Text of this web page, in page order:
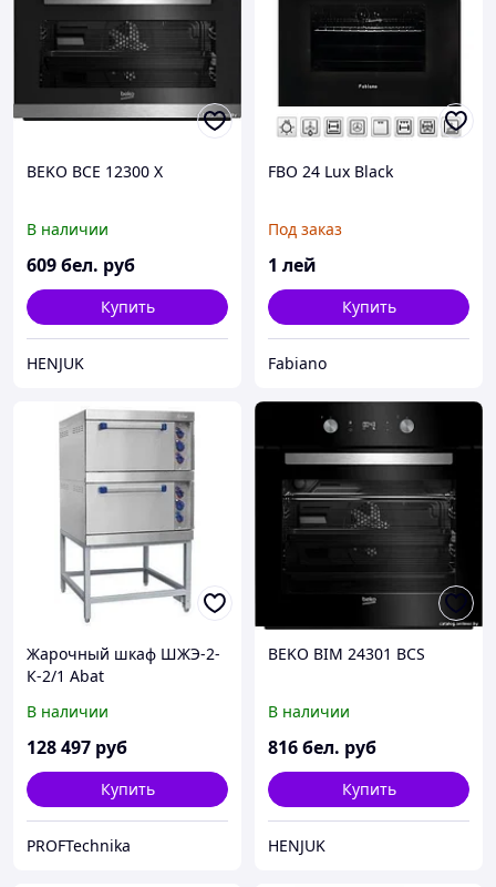
BEKO BCE 12300 X
В наличии
609бел. руб
Купить
HENJUK
FBO 24 Lux Black
Под заказ
1 лей
Купить
Fabiano
Жарочный шкаф ШЖЭ-2-
К-2/1 Abat
В наличии
128 497 руб
Купить
PROFTechnika
BEKO BIM 24301 BCS
В наличии
816бел. руб
Купить
HENJUK